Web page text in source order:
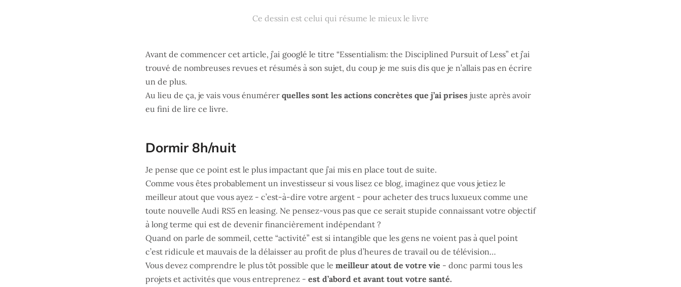
Ce dessin est celui qui résume le mieux le livre
Avant de commencer cet article, j’ai googlé le titre “Essentialism: the Disciplined Pursuit of Less” et j’ai
trouvé de nombreuses revues et résumés à son sujet, du coup je me suis dis que je n’allais pas en écrire
un de plus.
Au lieu de ça, je vais vous énumérer quelles sont les actions concrètes que j’ai prises juste après avoir
eu fini de lire ce livre.
Dormir 8h/nuit
Je pense que ce point est le plus impactant que j’ai mis en place tout de suite.
Comme vous êtes probablement un investisseur si vous lisez ce blog, imaginez que vous jetiez le
meilleur atout que vous ayez - c’est-à-dire votre argent - pour acheter des trucs luxueux comme une
toute nouvelle Audi RS5 en leasing. Ne pensez-vous pas que ce serait stupide connaissant votre objectif
à long terme qui est de devenir financièrement indépendant ?
Quand on parle de sommeil, cette “activité” est si intangible que les gens ne voient pas à quel point
c’est ridicule et mauvais de la délaisser au profit de plus d’heures de travail ou de télévision…
Vous devez comprendre le plus tôt possible que le meilleur atout de votre vie - donc parmi tous les
projets et activités que vous entreprenez - est d’abord et avant tout votre santé.